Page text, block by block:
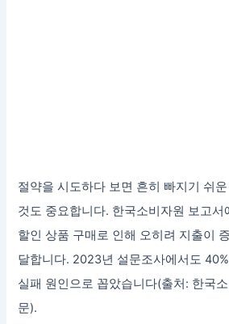
절약을 시도하다 보면 흔히 빠지기 쉬
것도 중요합니다. 한국소비자원 보고
할인 상품 구매로 인해 오히려 지출이
달합니다. 2023년 설문조사에서도
실패 원인으로 꼽았습니다(출처: 한국
문).